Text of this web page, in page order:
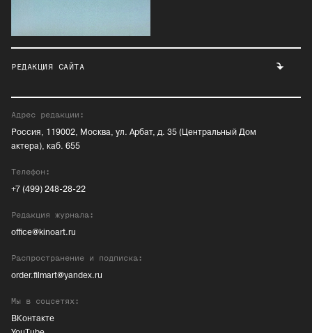
РЕДАКЦИЯ САЙТА
Адрес редакции:
Россия, 119002, Москва, ул. Арбат, д. 35 (Центральный Дом
актера), каб. 655
Телефон:
+7 (499) 248-28-22
Редакция журнала:
office@kinoart.ru
Распространение и подписка:
order.filmart@yandex.ru
Мы в соцсетях:
ВКонтакте